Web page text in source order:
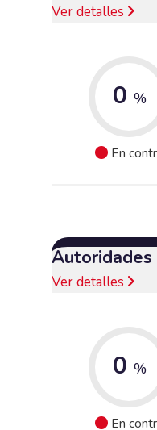
Ver detalles
0 %
En
Autoridades
Ver detalles
0 %
En